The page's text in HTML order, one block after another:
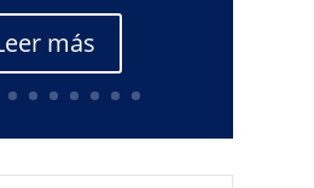
más